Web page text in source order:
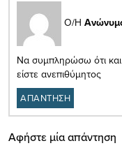
Ο/Η
Να συμπληρώσω ότι
είστε ανεπιθύμητος
ΑΠΑΝΤΗΣΗ
Αφήστε μία απάντηση